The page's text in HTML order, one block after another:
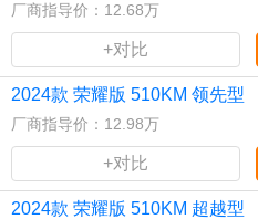
厂商指导价：12.68万
+对比
2024款 荣耀版 510KM 领先型
厂商指导价：12.98万
+对比
2024款 荣耀版 510KM 超越型